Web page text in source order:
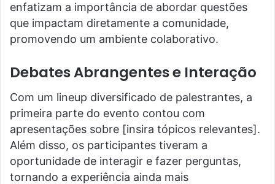
enfatizam a importância de abordar questões
que impactam diretamente a comunidade,
promovendo um ambiente colaborativo.
Debates Abrangentes e Interação
Com um lineup diversificado de palestrantes, a
primeira parte do evento contou com
apresentações sobre [insira tópicos relevantes].
Além disso, os participantes tiveram a
oportunidade de interagir e fazer perguntas,
tornando a experiência ainda mais